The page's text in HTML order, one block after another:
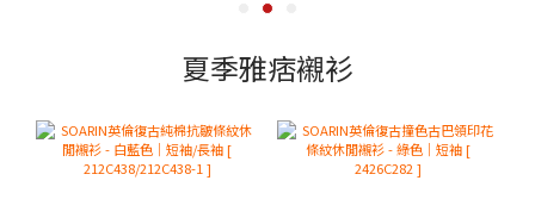
夏季雅痞襯衫